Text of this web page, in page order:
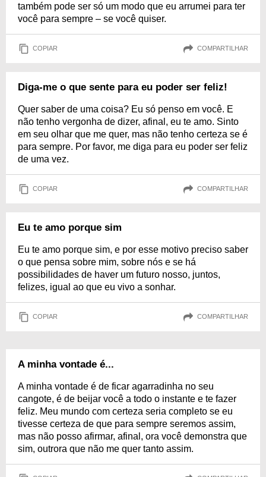
também pode ser só um modo que eu arrumei para ter
você para sempre – se você quiser.
COPIAR COMPARTILHAR
Diga-me o que sente para eu poder ser feliz!
Quer saber de uma coisa? Eu só penso em você. E
não tenho vergonha de dizer, afinal, eu te amo. Sinto
em seu olhar que me quer, mas não tenho certeza se é
para sempre. Por favor, me diga para eu poder ser feliz
de uma vez.
COPIAR COMPARTILHAR
Eu te amo porque sim
Eu te amo porque sim, e por esse motivo preciso saber
o que pensa sobre mim, sobre nós e se há
possibilidades de haver um futuro nosso, juntos,
felizes, igual ao que eu vivo a sonhar.
COPIAR COMPARTILHAR
A minha vontade é...
A minha vontade é de ficar agarradinha no seu
cangote, é de beijar você a todo o instante e te fazer
feliz. Meu mundo com certeza seria completo se eu
tivesse certeza de que para sempre seremos assim,
mas não posso afirmar, afinal, ora você demonstra que
sim, outrora que não me quer tanto assim.